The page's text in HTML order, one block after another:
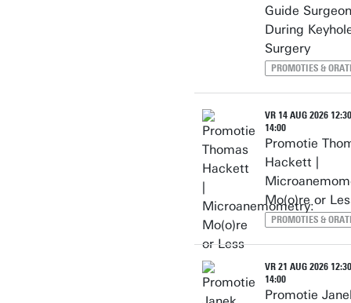
Guide
During
Surgery
PROMOTIES &
VR 14 AUG 2026
14:00
Promotie
Hackett |
Mo(o)re or
PROMOTIES &
VR 21 AUG 2026
14:00
Promotie